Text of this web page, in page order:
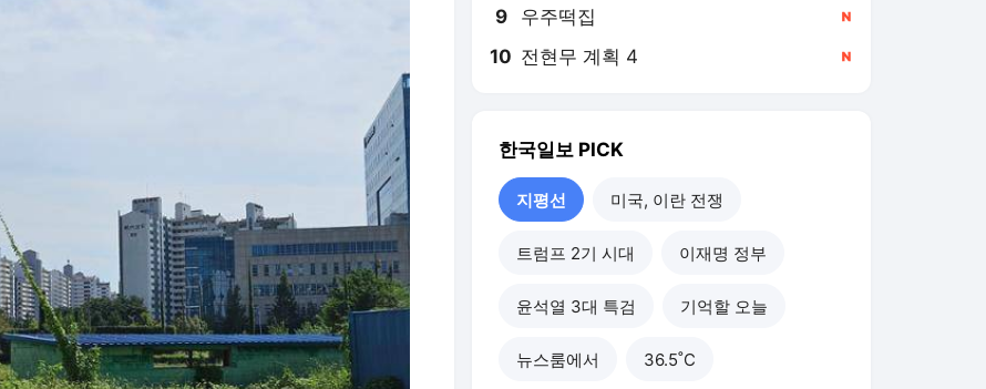
9 우주떡집
10 전현무 계획 4
한국일보 PICK
지평선 미국, 이란 전쟁
트럼프 2기 시대 이재명 정부
윤석열 3대 특검 기억할 오늘
뉴스룸에서 36.5˚C